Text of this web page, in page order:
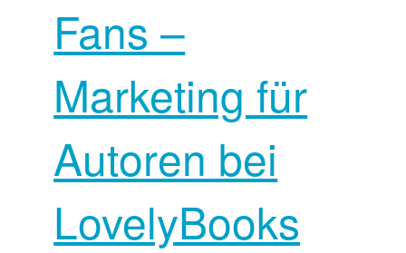
Fans –
Marketing für
Autoren bei
LovelyBooks